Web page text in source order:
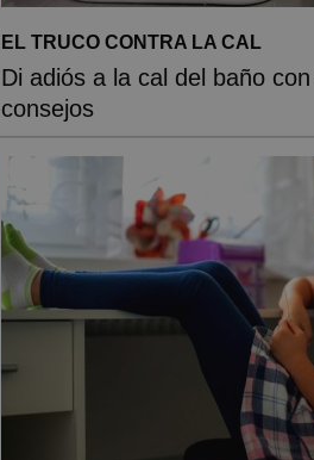
EL TRUCO CONTRA LA CAL
Di adiós a la cal del baño
consejos